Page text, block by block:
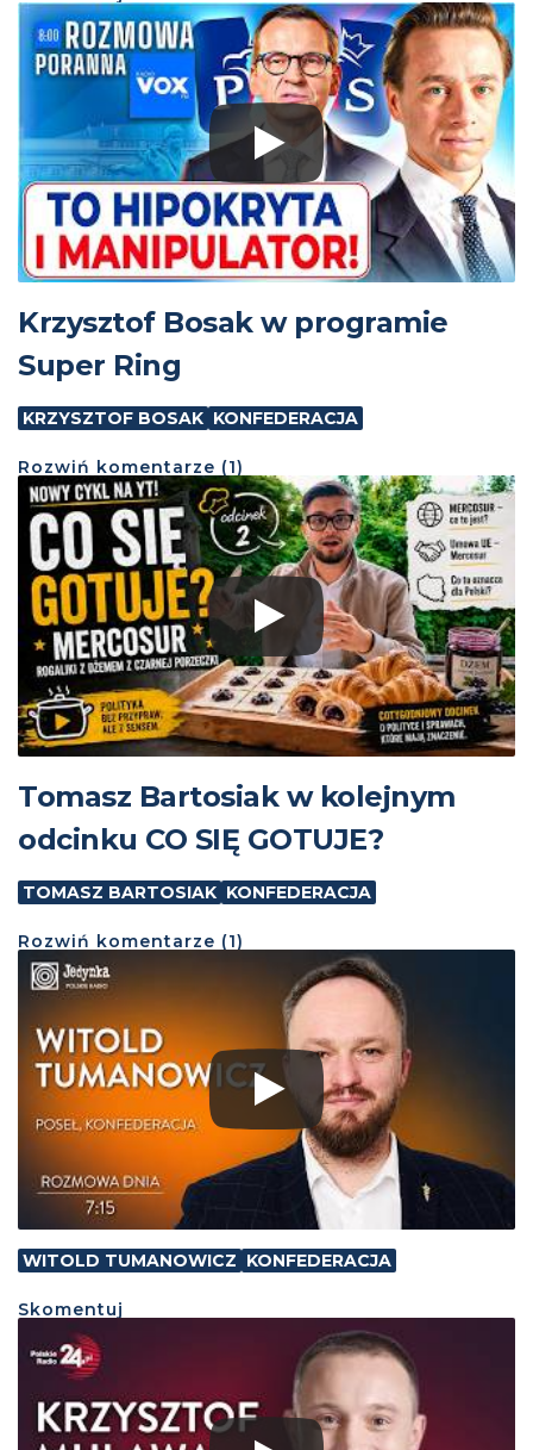
Krzysztof Bosak w programie
Super Ring
KRZYSZTOF BOSAK KONFEDERACJA
Rozwiń komentarze (1)
Tomasz Bartosiak w kolejnym
odcinku CO SIĘ GOTUJE?
TOMASZ BARTOSIAK KONFEDERACJA
Rozwiń komentarze (1)
WITOLD TUMANOWICZ KONFEDERACJA
Skomentuj